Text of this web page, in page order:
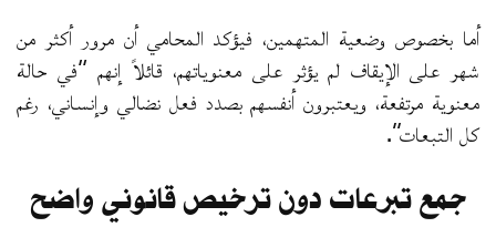
أما بخصوص وضعية المتهمين، فيؤكد المحامي أن مرور أكثر من
شهر على الإيقاف لم يؤثر على معنوياتهم، قائلاً إنهم “في حالة
معنوية مرتفعة، ويعتبرون أنفسهم بصدد فعل نضالي وإنساني، رغم
كل التبعات”.
جمع تبرعات دون ترخيص قانوني واضح